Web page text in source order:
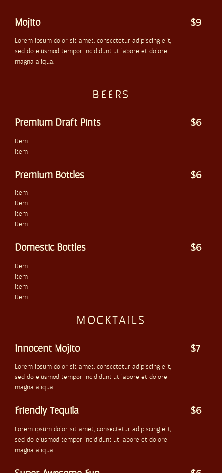
Mojito
Lorem ipsum dolor sit amet, consectetur adipiscing elit,
sed do eiusmod tempor incididunt ut labore et dolore
magna aliqua.
$9
BEERS
Premium Draft Pints
Item
Item
$6
Premium Bottles
Item
Item
Item
Item
$6
Domestic Bottles
Item
Item
Item
Item
$6
MOCKTAILS
Innocent Mojito
Lorem ipsum dolor sit amet, consectetur adipiscing elit,
sed do eiusmod tempor incididunt ut labore et dolore
magna aliqua.
$7
Friendly Tequila
Lorem ipsum dolor sit amet, consectetur adipiscing elit,
sed do eiusmod tempor incididunt ut labore et dolore
magna aliqua.
$6